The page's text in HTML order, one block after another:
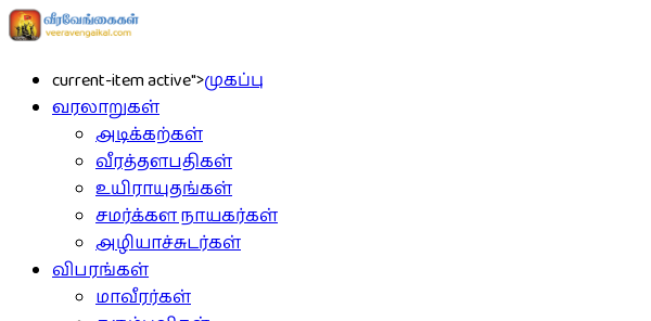
current-item active">முகப்பு
வரலாறுகள்
அடிக்கற்கள்
வீரத்தளபதிகள்
உயிராயுதங்கள்
சமர்க்கள நாயகர்கள்
அழியாச்சுடர்கள்
விபரங்கள்
மாவீரர்கள்